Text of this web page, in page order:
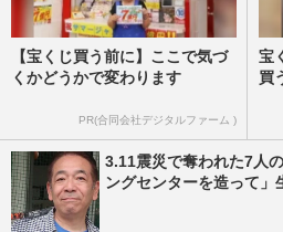
【宝くじ買う前に】ここで気づ
くかどうかで変わります
PR(合同会社デジタルファーム )
宝
買
3.11震災で奪われた7人
ングセンターを造って」